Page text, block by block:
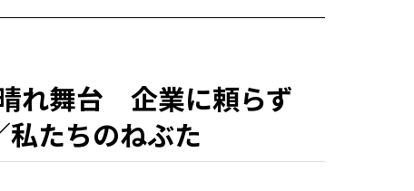
れ舞台 企業に頼らず
私たちのねぶた